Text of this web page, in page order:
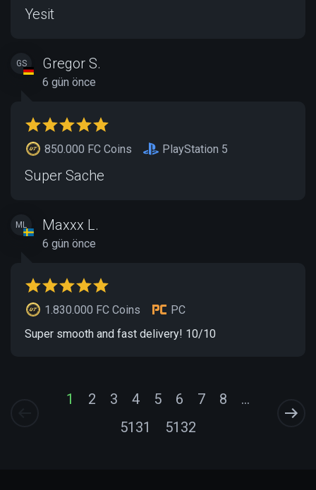
Yesit
GS Gregor S.
6 gün önce
850.000 FC Coins PlayStation 5
Super Sache
ML Maxxx L.
6 gün önce
1.830.000 FC Coins
PC
Super smooth and fast delivery! 10/10
1 2 3 4 5 6 7 8
...
5131
5132